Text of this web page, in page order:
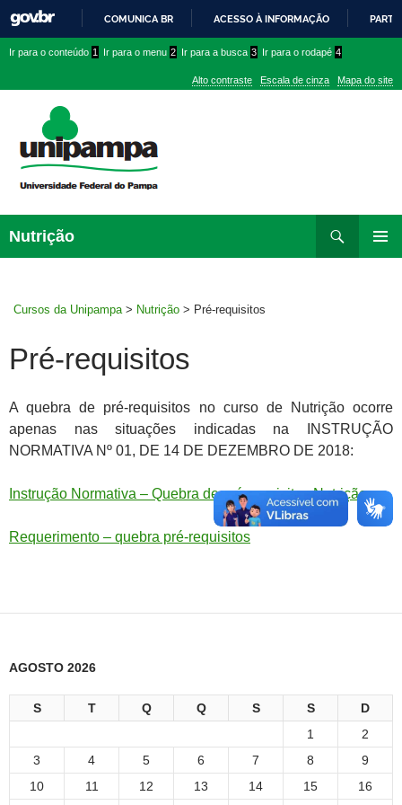
PARA
CONTEÚDO
COMUNICA BR ACESSO À INFORMAÇÃO
conteúdo
menu
superior
menu
Ir para o conteúdo 1 Ir para o menu 2 Ir para a busca 3 Ir para o rodapé 4
Alto contraste Escala de cinza Mapa do site
Nutrição
Cursos da Unipampa > Nutrição > Pré-requisitos
Pré-requisitos
A quebra de pré-requisitos no curso de Nutrição ocorre
apenas nas situações indicadas na INSTRUÇÃO
NORMATIVA Nº 01, DE 14 DE DEZEMBRO DE 2018:
Instrução Normativa – Quebra de pré-requisitos Nutrição
Requerimento – quebra pré-requisitos
AGOSTO 2026
S T Q Q S S
D
1
2
3
4 5 6 7 8
9
10
11 12 13 14 15
16